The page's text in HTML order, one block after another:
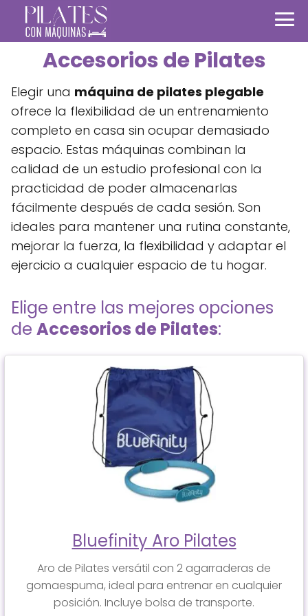
Accesorios de Pilates
Elegir una máquina de pilates plegable
ofrece la flexibilidad de un entrenamiento
completo en casa sin ocupar demasiado
espacio. Estas máquinas combinan la
calidad de un estudio profesional con la
practicidad de poder almacenarlas
fácilmente después de cada sesión. Son
ideales para mantener una rutina constante,
mejorar la fuerza, la flexibilidad y adaptar el
ejercicio a cualquier espacio de tu hogar.
Elige entre las mejores opciones
de Accesorios de Pilates:
Bluefinity Aro Pilates
Aro de Pilates versátil con 2 agarraderas de
gomaespuma, ideal para entrenar en cualquier
posición. Incluye bolsa de transporte.